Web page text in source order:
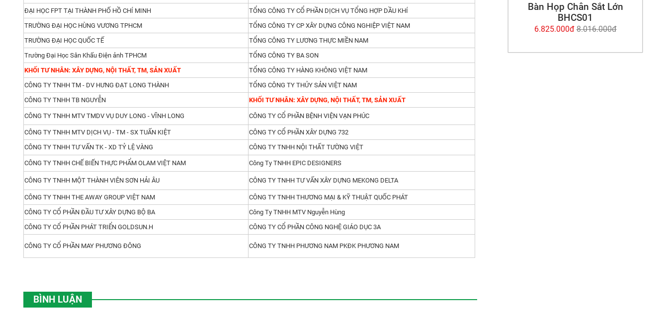
Xin cảm ơn Quý khách hàng đã quan tâm đến sản phẩm do Nội Thất Miền Nam cung cấp!
ĐẠI HỌC FPT TẠI THÀNH PHỐ HỒ CHÍ MINH
TỔNG CÔNG TY CỔ PHẦN DỊCH VỤ TỔNG HỢP DẦU KHÍ
TRƯỜNG ĐẠI HỌC HÙNG VƯƠNG TPHCM
TỔNG CÔNG TY CP XÂY DỰNG CÔNG NGHIỆP VIỆT NAM
TRƯỜNG ĐẠI HỌC QUỐC TẾ
TỔNG CÔNG TY LƯƠNG THỰC MIỀN NAM
Trường Đại Học Sân Khấu Điện ảnh TPHCM
TỔNG CÔNG TY BA SON
KHỐI TƯ NHÂN: XÂY DỰNG, NỘI THẤT, TM, SẢN XUẤT
TỔNG CÔNG TY HÀNG KHÔNG VIỆT NAM
CÔNG TY TNHH TM - DV HƯNG ĐẠT LONG THÀNH
TỔNG CÔNG TY THỦY SẢN VIỆT NAM
CÔNG TY TNHH TB NGUYỄN
KHỐI TƯ NHÂN: XÂY DỰNG, NỘI THẤT, TM, SẢN XUẤT
CÔNG TY TNHH MTV TMDV VỤ DUY LONG - VĨNH LONG CÔNG TY CỔ PHẦN BỆNH VIỆN VẠN PHÚC
CÔNG TY TNHH MTV DỊCH VỤ - TM - SX TUẤN KIỆT
CÔNG TY CỔ PHẦN XÂY DỰNG 732
CÔNG TY TNHH TƯ VẤN TK - XD TỶ LỆ VÀNG
CÔNG TY TNHH NỘI THẤT TƯỜNG VIỆT
CÔNG TY TNHH CHẾ BIẾN THỰC PHẨM OLAM VIỆT NAM Công Ty TNHH EPIC DESIGNERS
CÔNG TY TNHH MỘT THÀNH VIÊN SƠN HẢI ÂU CÔNG TY TNHH TƯ VẤN XÂY DỰNG MEKONG DELTA
CÔNG TY TNHH THE AWAY GROUP VIỆT NAM
CÔNG TY TNHH THƯƠNG MẠI & KỸ THUẬT QUỐC PHÁT
CÔNG TY CỔ PHẦN ĐẦU TƯ XÂY DỰNG BỘ BA
Công Ty TNHH MTV Nguyễn Hùng
CÔNG TY CỔ PHẦN PHÁT TRIỂN GOLDSUN.H
CÔNG TY CỔ PHẦN CÔNG NGHỆ GIÁO DỤC 3A
CÔNG TY CỔ PHẦN MAY PHƯƠNG ĐÔNG CÔNG TY TNHH PHƯƠNG NAM PKĐK PHƯƠNG NAM
BÌNH LUẬN
Bàn Họp Chân Sắt Lớn
BHCS01
6.825.000đ 8.016.000đ